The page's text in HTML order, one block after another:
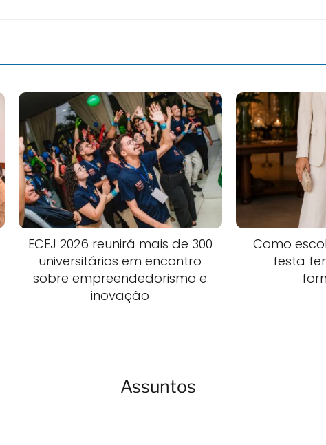
ECEJ 2026 reunirá mais de 300
universitários em encontro
sobre empreendedorismo e
inovação
Como
festa
Assuntos